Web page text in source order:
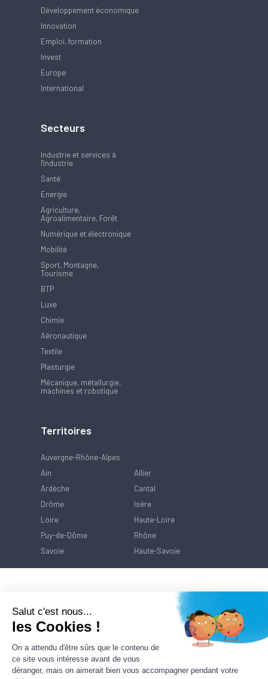
Développement économique
Innovation
Emploi, formation
Invest
Europe
International
Secteurs
Industrie et services à
l'industrie
Santé
Energie
Agriculture,
Agroalimentaire, Forêt
Numérique et électronique
Mobilité
Sport, Montagne,
Tourisme
BTP
Luxe
Chimie
Aéronautique
Textile
Plasturgie
Mécanique, métallurgie,
machines et robotique
Territoires
Auvergne-Rhône-Alpes
Ain
Allier
Ardèche
Cantal
Drôme
Isère
Loire
Haute-Loire
Puy-de-Dôme
Rhône
Savoie
Haute-Savoie
Salut c'est nous...
les Cookies !
On a attendu d'être sûrs que le contenu de
ce site vous intéresse avant de vous
déranger, mais on aimerait bien vous accompagner pendant votre